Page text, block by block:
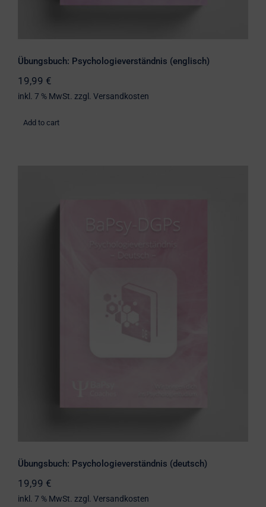
Übungsbuch: Psychologieverständnis (englisch)
19,99 €
inkl. 7 % MwSt. zzgl. Versandkosten
Add to cart
Übungsbuch: Psychologieverständnis (deutsch)
19,99 €
inkl. 7 % MwSt. zzgl. Versandkosten